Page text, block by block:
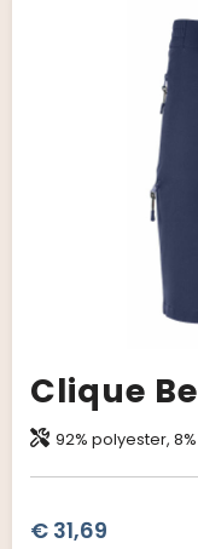
Clique
92% polyester,
€ 31,69